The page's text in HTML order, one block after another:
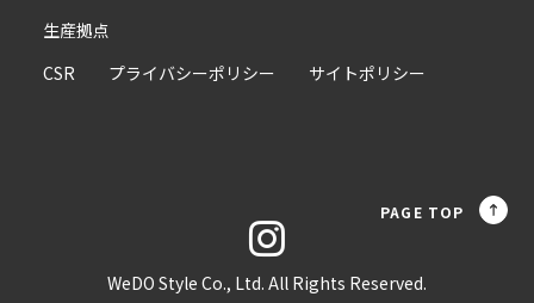
生産拠点
CSR
プライバシーポリシー サイトポリシー
WeDO Style Co., Ltd. All Rights Reserved.
PAGE TOP